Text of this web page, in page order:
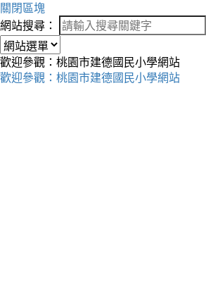
關閉區塊
網站搜尋：
歡迎參觀：桃園市建德國民小學網站
歡迎參觀：桃園市建德國民小學網站